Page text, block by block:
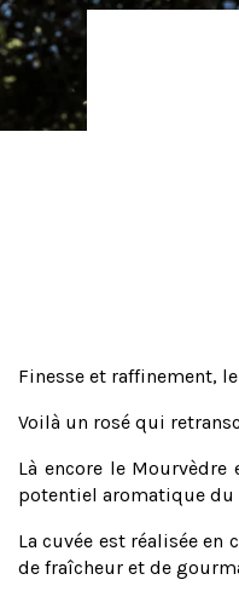
Finesse et raffinement,
Voilà un rosé qui
Là encore le
potentiel aromatique du
La cuvée est réalisée
de fraîcheur et de